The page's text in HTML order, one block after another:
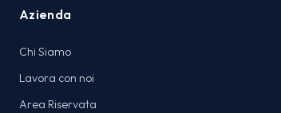
Azienda
Chi Siamo
Lavora con noi
Area Riservata